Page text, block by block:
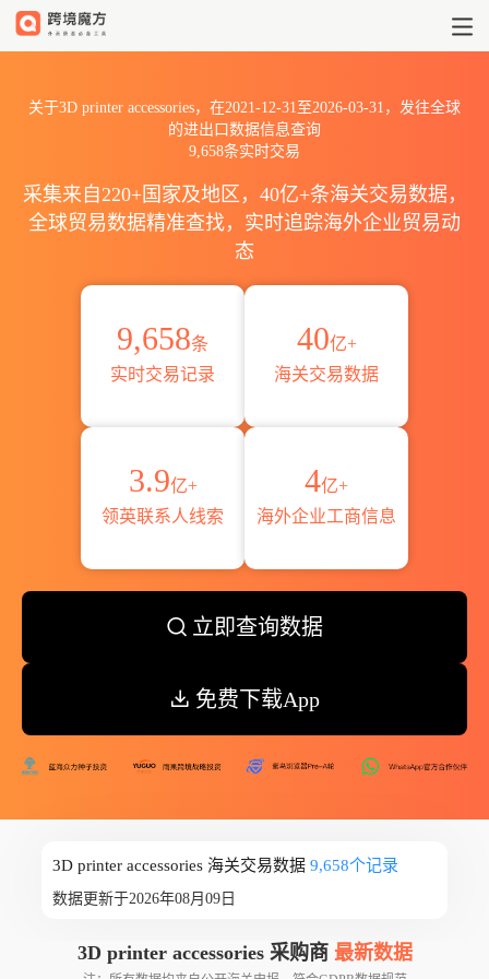
关于3D printer accessories，在2021-12-31至2026-03-31，发往全球
的进出口数据信息查询
9,658条实时交易
采集来自220+国家及地区，40亿+条海关交易数据，
全球贸易数据精准查找，实时追踪海外企业贸易动
态
9,658条
实时交易记录
40亿+
海关交易数据
3.9亿+
领英联系人线索
4亿+
海外企业工商信息
立即查询数据
免费下载App
3D printer accessories 海关交易数据 9,658个记录
数据更新于2026年08月09日
3D printer accessories 采购商 最新数据